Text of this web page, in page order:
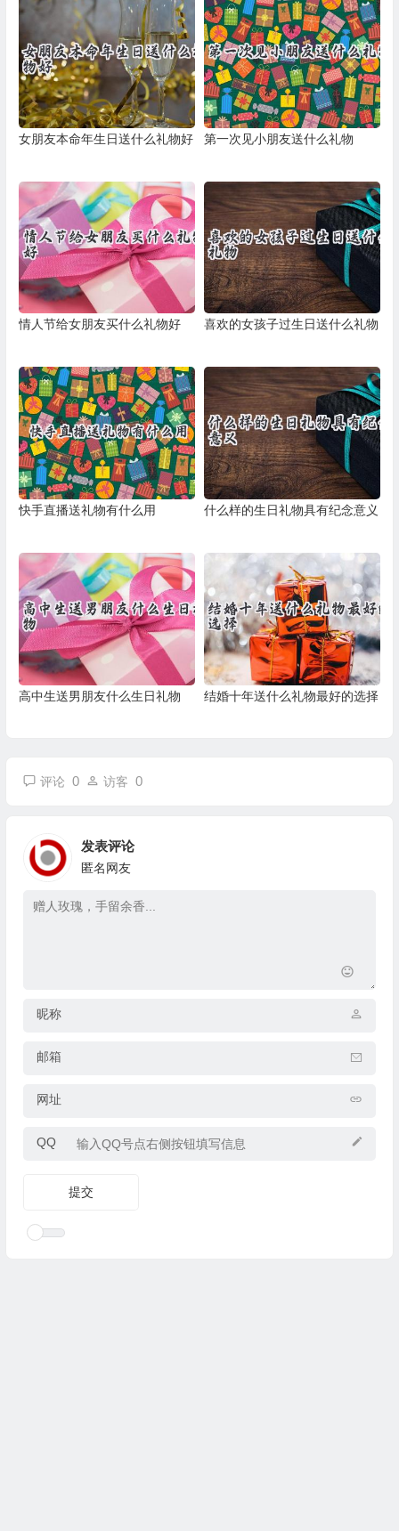
女朋友本命年生日送什么礼物好 第一次见小朋友送什么礼物
情人节给女朋友买什么礼物好 喜欢的女孩子过生日送什么礼物
快手直播送礼物有什么用 什么样的生日礼物具有纪念意义
高中生送男朋友什么生日礼物 结婚十年送什么礼物最好的选择
评论 0 访客 0
发表评论
匿名网友
昵称
邮箱
网址
QQ